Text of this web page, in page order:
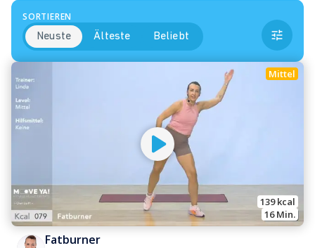
SORTIEREN
Neuste Älteste Beliebt
Mittel
139 kcal
16 Min.
Fatburner